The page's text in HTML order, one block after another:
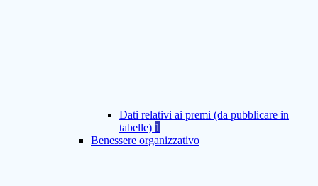
Dati relativi ai premi (da pubblicare in
tabelle) 1
Benessere organizzativo